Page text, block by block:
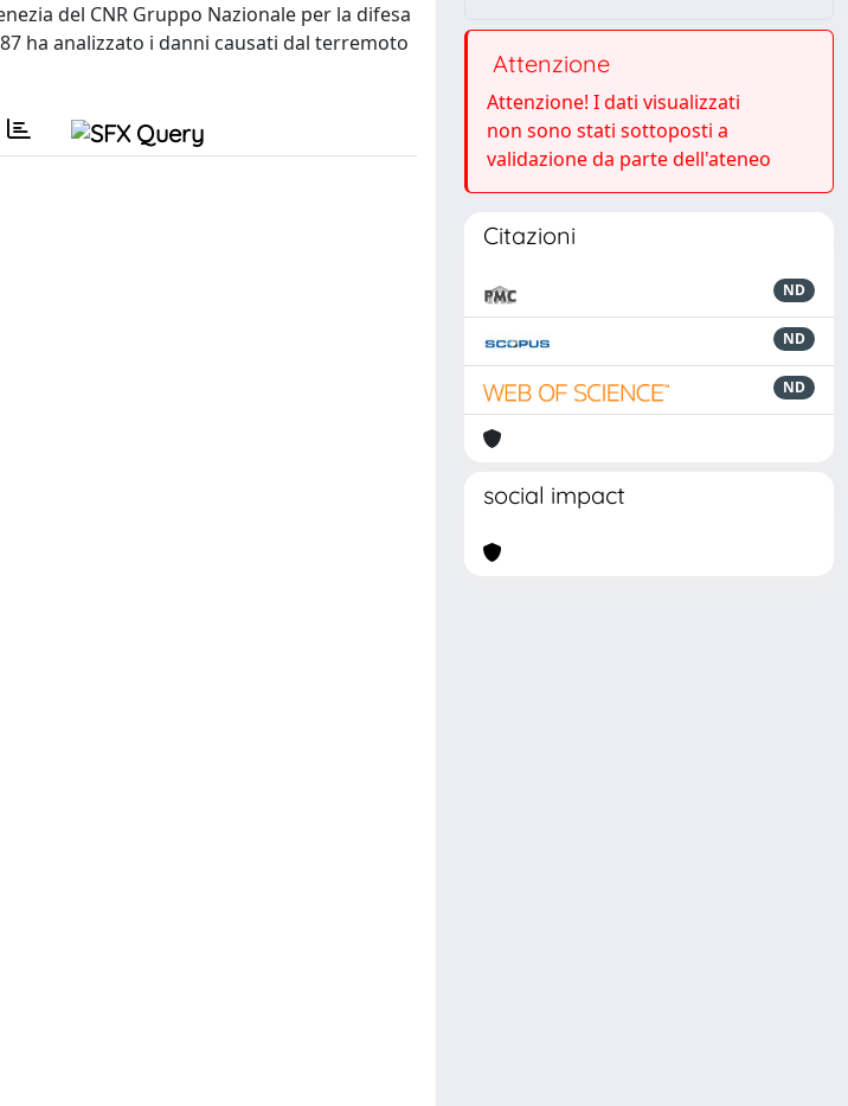
del CNR Gruppo Nazionale per la difesa
ha analizzato i danni causati dal terremoto
Attenzione
Attenzione! I dati visualizzati
non sono stati sottoposti a
validazione da parte dell'ateneo
Citazioni
ND
ND
ND
social impact